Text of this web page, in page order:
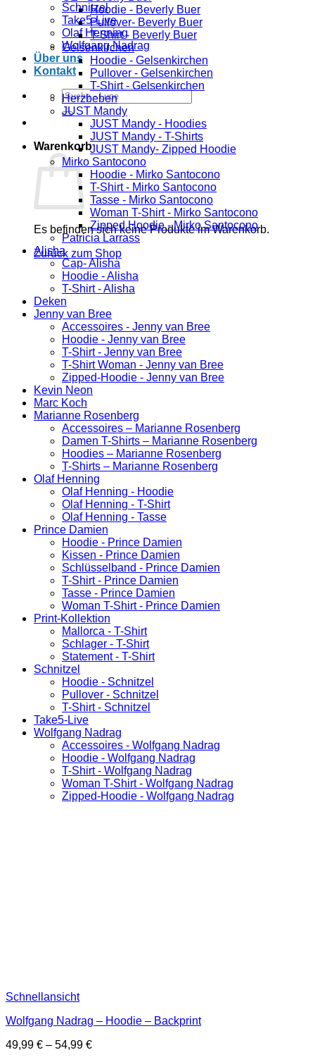
Schnitzel
Take5-Live
Olaf Henning
Wolfgang Nadrag
Über uns
Kontakt
Suchen
nach:
Warenkorb
Es befinden sich keine Produkte im Warenkorb.
Zurück zum Shop
Hoodie - Beverly Buer
Pullover- Beverly Buer
T-Shirt - Beverly Buer
Gelsenkirchen
Hoodie - Gelsenkirchen
Pullover - Gelsenkirchen
T-Shirt - Gelsenkirchen
Herzbeben
JUST Mandy
JUST Mandy - Hoodies
JUST Mandy - T-Shirts
JUST Mandy- Zipped Hoodie
Mirko Santocono
Hoodie - Mirko Santocono
T-Shirt - Mirko Santocono
Tasse - Mirko Santocono
Woman T-Shirt - Mirko Santocono
Zipped Hoodie - Mirko Santocono
Patricia Larrass
Alisha
Cap- Alisha
Hoodie - Alisha
T-Shirt - Alisha
Deken
Jenny van Bree
Accessoires - Jenny van Bree
Hoodie - Jenny van Bree
T-Shirt - Jenny van Bree
T-Shirt Woman - Jenny van Bree
Zipped-Hoodie - Jenny van Bree
Kevin Neon
Marc Koch
Marianne Rosenberg
Accessoires – Marianne Rosenberg
Damen T-Shirts – Marianne Rosenberg
Hoodies – Marianne Rosenberg
T-Shirts – Marianne Rosenberg
Olaf Henning
Olaf Henning - Hoodie
Olaf Henning - T-Shirt
Olaf Henning - Tasse
Prince Damien
Hoodie - Prince Damien
Kissen - Prince Damien
Schlüsselband - Prince Damien
T-Shirt - Prince Damien
Tasse - Prince Damien
Woman T-Shirt - Prince Damien
Print-Kollektion
Mallorca - T-Shirt
Schlager - T-Shirt
Statement - T-Shirt
Schnitzel
Hoodie - Schnitzel
Pullover - Schnitzel
T-Shirt - Schnitzel
Take5-Live
Wolfgang Nadrag
Accessoires - Wolfgang Nadrag
Hoodie - Wolfgang Nadrag
T-Shirt - Wolfgang Nadrag
Woman T-Shirt - Wolfgang Nadrag
Zipped-Hoodie - Wolfgang Nadrag
Schnellansicht
Wolfgang Nadrag – Hoodie – Backprint
49,99 € – 54,99 €Preisspanne: